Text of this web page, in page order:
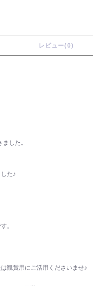
レビュー(0)
した。
た♪
。
観賞用にご活用くださいませ♪